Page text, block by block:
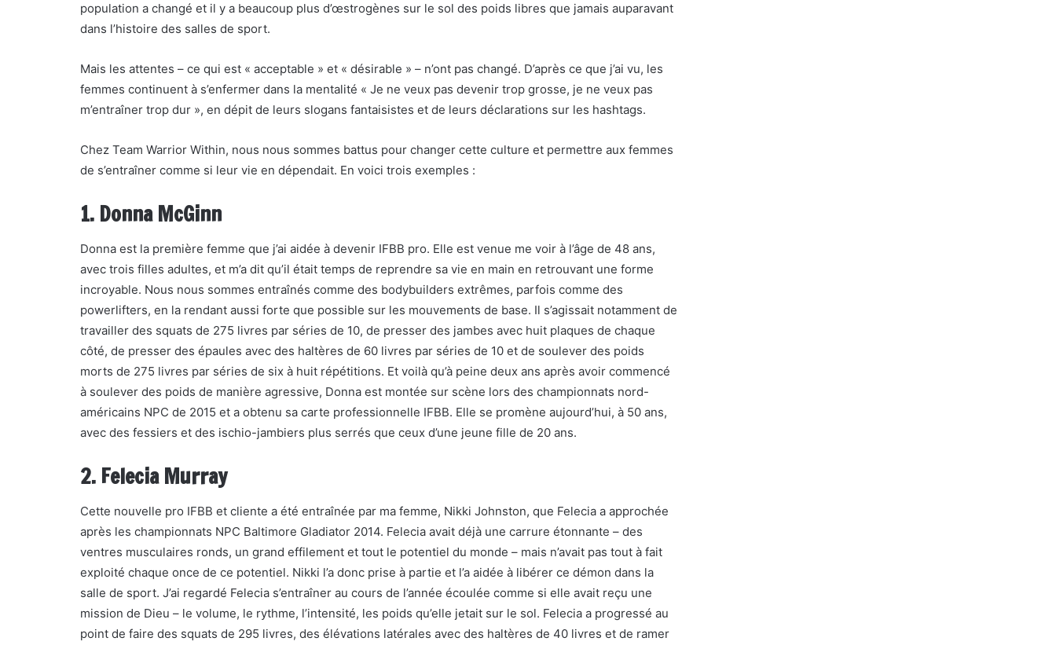
population a changé et il y a beaucoup plus d’œstrogènes sur le sol des poids libres que jamais auparavant
dans l’histoire des salles de sport.
Mais les attentes – ce qui est « acceptable » et « désirable » – n’ont pas changé. D’après ce que j’ai vu, les
femmes continuent à s’enfermer dans la mentalité « Je ne veux pas devenir trop grosse, je ne veux pas
m’entraîner trop dur », en dépit de leurs slogans fantaisistes et de leurs déclarations sur les hashtags.
Chez Team Warrior Within, nous nous sommes battus pour changer cette culture et permettre aux femmes
de s’entraîner comme si leur vie en dépendait. En voici trois exemples :
1. Donna McGinn
Donna est la première femme que j’ai aidée à devenir IFBB pro. Elle est venue me voir à l’âge de 48 ans,
avec trois filles adultes, et m’a dit qu’il était temps de reprendre sa vie en main en retrouvant une forme
incroyable. Nous nous sommes entraînés comme des bodybuilders extrêmes, parfois comme des
powerlifters, en la rendant aussi forte que possible sur les mouvements de base. Il s’agissait notamment de
travailler des squats de 275 livres par séries de 10, de presser des jambes avec huit plaques de chaque
côté, de presser des épaules avec des haltères de 60 livres par séries de 10 et de soulever des poids
morts de 275 livres par séries de six à huit répétitions. Et voilà qu’à peine deux ans après avoir commencé
à soulever des poids de manière agressive, Donna est montée sur scène lors des championnats nord-
américains NPC de 2015 et a obtenu sa carte professionnelle IFBB. Elle se promène aujourd’hui, à 50 ans,
avec des fessiers et des ischio-jambiers plus serrés que ceux d’une jeune fille de 20 ans.
2. Felecia Murray
Cette nouvelle pro IFBB et cliente a été entraînée par ma femme, Nikki Johnston, que Felecia a approchée
après les championnats NPC Baltimore Gladiator 2014. Felecia avait déjà une carrure étonnante – des
ventres musculaires ronds, un grand effilement et tout le potentiel du monde – mais n’avait pas tout à fait
exploité chaque once de ce potentiel. Nikki l’a donc prise à partie et l’a aidée à libérer ce démon dans la
salle de sport. J’ai regardé Felecia s’entraîner au cours de l’année écoulée comme si elle avait reçu une
mission de Dieu – le volume, le rythme, l’intensité, les poids qu’elle jetait sur le sol. Felecia a progressé au
point de faire des squats de 295 livres, des élévations latérales avec des haltères de 40 livres et de ramer